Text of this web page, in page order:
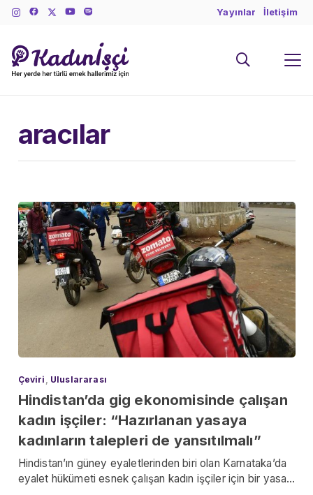
Yayınlar İletişim
aracılar
Çeviri Uluslararası
Hindistan’da gig ekonomisinde çalışan
kadın işçiler: “Hazırlanan yasaya
kadınların talepleri de yansıtılmalı”
Hindistan’ın güney eyaletlerinden biri olan Karnataka’da
eyalet hükümeti esnek çalışan kadın işçiler için bir yasa…